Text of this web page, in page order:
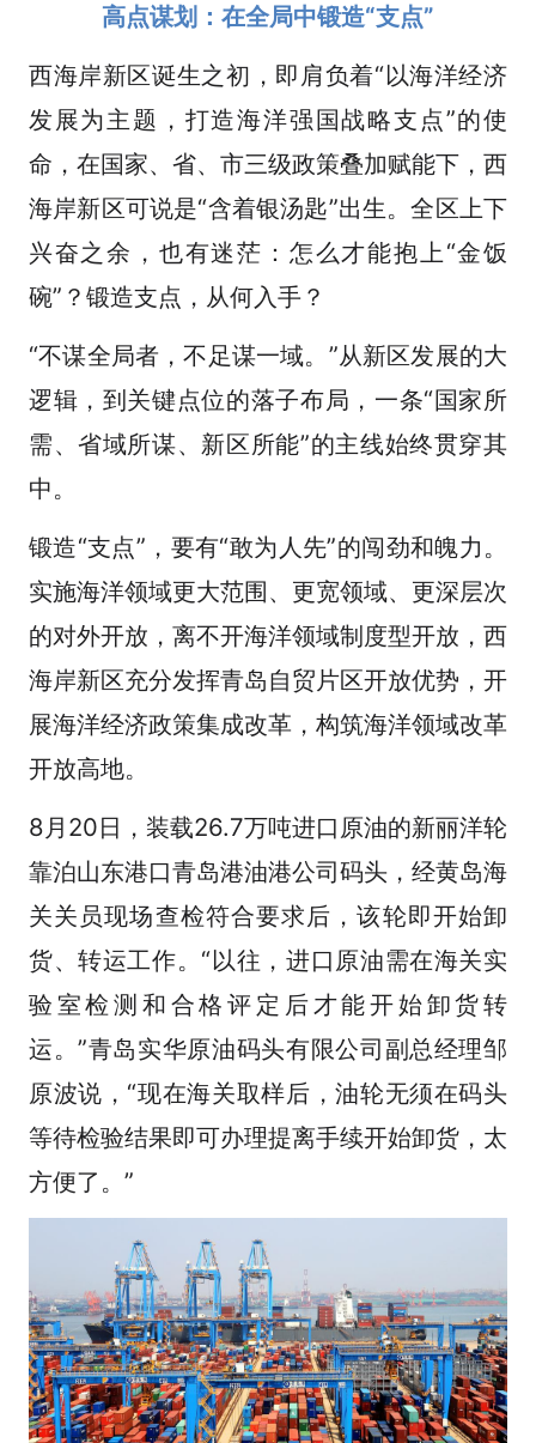
高点谋划：在全局中锻造“支点”
西海岸新区诞生之初，即肩负着“以海洋经济
发展为主题，打造海洋强国战略支点”的使
命，在国家、省、市三级政策叠加赋能下，西
海岸新区可说是“含着银汤匙”出生。全区上下
兴奋之余，也有迷茫：怎么才能抱上“金饭
碗”？锻造支点，从何入手？
“不谋全局者，不足谋一域。”从新区发展的大
逻辑，到关键点位的落子布局，一条“国家所
需、省域所谋、新区所能”的主线始终贯穿其
中。
锻造“支点”，要有“敢为人先”的闯劲和魄力。
实施海洋领域更大范围、更宽领域、更深层次
的对外开放，离不开海洋领域制度型开放，西
海岸新区充分发挥青岛自贸片区开放优势，开
展海洋经济政策集成改革，构筑海洋领域改革
开放高地。
8月20日，装载26.7万吨进口原油的新丽洋轮
靠泊山东港口青岛港油港公司码头，经黄岛海
关关员现场查检符合要求后，该轮即开始卸
货、转运工作。“以往，进口原油需在海关实
验室检测和合格评定后才能开始卸货转
运。”青岛实华原油码头有限公司副总经理邹
原波说，“现在海关取样后，油轮无须在码头
等待检验结果即可办理提离手续开始卸货，太
方便了。”